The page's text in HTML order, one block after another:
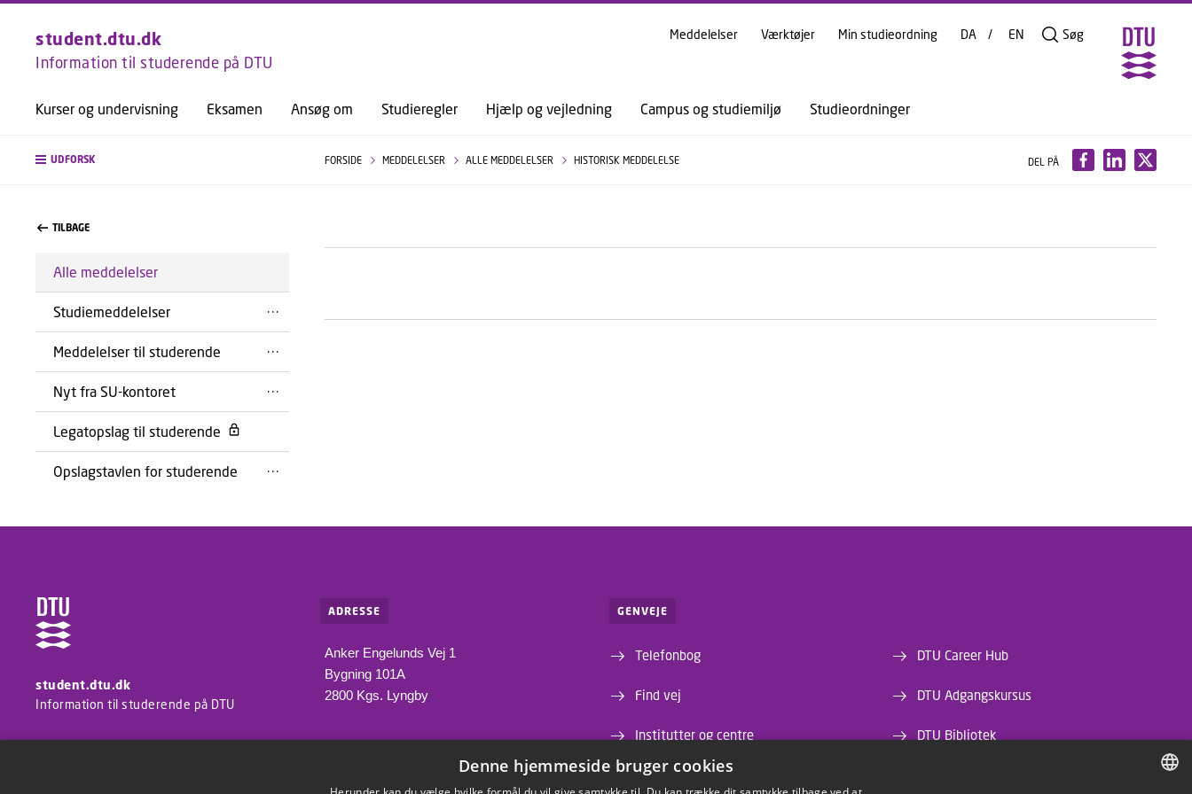
GÅ TIL PRIMÆRT INDHOLD (TRYK ENTER).
student.dtu.dk
Information til studerende på DTU
Kurser og undervisning Eksamen Ansøg om Studieregler Hjælp og vejledning Campus og studiemiljø Studieordninger
Meddelelser Værktøjer Min studieordning DA EN Søg
UDFORSK FORSIDE MEDDELELSER ALLE MEDDELELSER HISTORISK MEDDELELSE DEL PÅ
TILBAGE
Alle meddelelser
Studiemeddelelser
Meddelelser til studerende
Nyt fra SU-kontoret
Legatopslag til studerende
Opslagstavlen for studerende
student.dtu.dk
Information til studerende på DTU
ADRESSE
Anker Engelunds Vej 1
Bygning 101A
2800 Kgs. Lyngby
GENVEJE
Telefonbog
Find vej
Institutter og centre
Webshop
DTU Career Hub
DTU Adgangskursus
DTU Bibliotek
Denne hjemmeside bruger cookies